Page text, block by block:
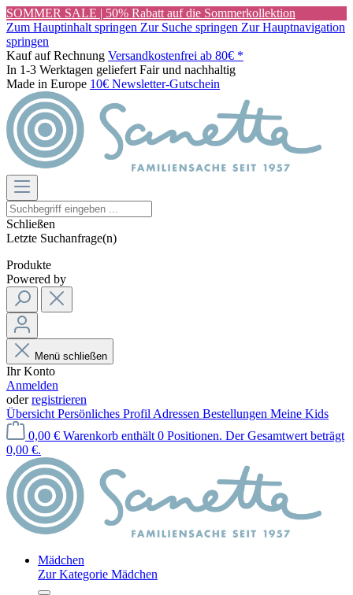
SOMMER SALE | 50% Rabatt auf die Sommerkollektion
Zum Hauptinhalt springen Zur Suche springen Zur Hauptnavigation
springen
Kauf auf Rechnung Versandkostenfrei ab 80€ *
In 1-3 Werktagen geliefert Fair und nachhaltig
Made in Europe 10€ Newsletter-Gutschein
Schließen
Letzte Suchanfrage(n)
Produkte
Powered by
Menü schließen
Ihr Konto
Anmelden
oderregistrieren
Übersicht Persönliches Profil Adressen Bestellungen Meine Kids
0,00 € Warenkorb enthält 0 Positionen. Der Gesamtwert beträgt
0,00 €.
Mädchen
Zur Kategorie Mädchen